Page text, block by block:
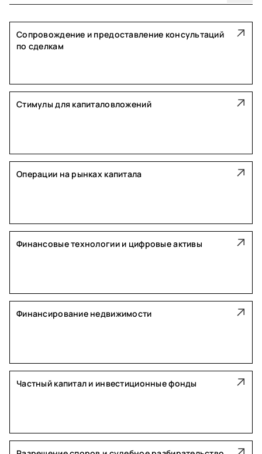
Сопровождение и предоставление консультаций
по сделкам
Стимулы для капиталовложений
Операции на рынках капитала
Финансовые технологии и цифровые активы
Финансирование недвижимости
Частный капитал и инвестиционные фонды